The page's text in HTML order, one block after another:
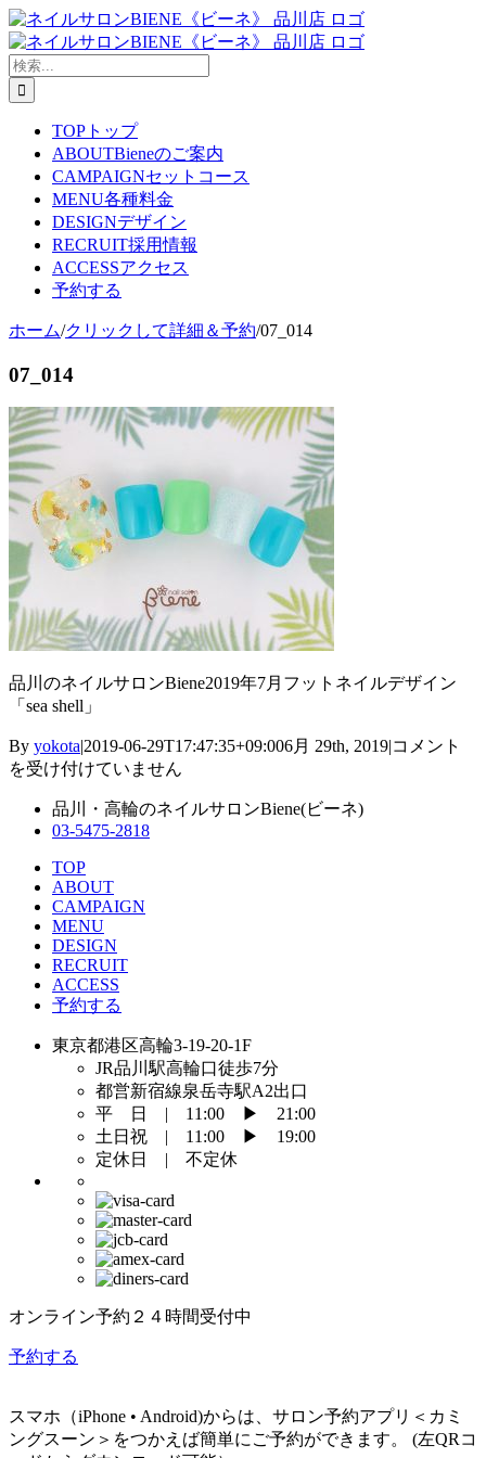
Skip
to
content
検
索
…
TOP トップ
ABOUTBieneのご案内
CAMPAIGNセットコース
MENU各種料金
DESIGNデザイン
RECRUIT採用情報
ACCESSアクセス
予約する
ホーム/クリックして詳細＆予約/07_014
07_014
品川のネイルサロンBiene2019年7月フットネイルデザイン
「sea shell」
By yokota|2019-06-29T17:47:35+09:006月 29th, 2019|07_014
コメント
を受け付けていません
品川・高輪のネイルサロンBiene(ビーネ)
03-5475-2818
TOP
ABOUT
CAMPAIGN
MENU
DESIGN
RECRUIT
ACCESS
予約する
東京都港区高輪3-19-20-1F
JR品川駅高輪口徒歩7分
都営新宿線泉岳寺駅A2出口
平 日 | 11:00 ▶︎ 21:00
土日祝 | 11:00 ▶︎ 19:00
定休日 | 不定休
オンライン予約２４時間受付中
予約する
スマホ（iPhone • Android)からは、サロン予約アプリ＜カミ
ングスーン＞をつかえば簡単にご予約ができます。 (左QRコ